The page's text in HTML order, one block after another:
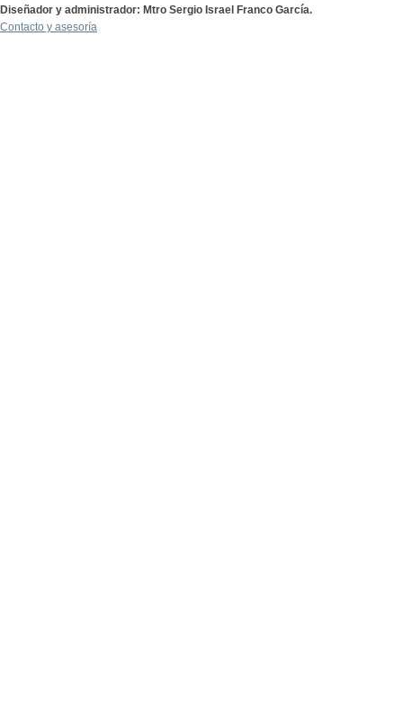
Diseñador y administrador: Mtro Sergio Israel Franco García.
Contacto y asesoría